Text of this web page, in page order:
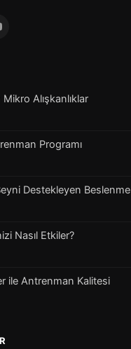
Mikro Alışkanlıklar
Programı
Destekleyen Beslenme
Nasıl Etkiler?
ile Antrenman Kalitesi